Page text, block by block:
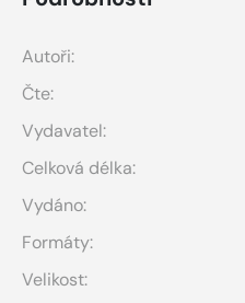
Autoři:
Čte:
Vydavatel:
Celková délka:
Vydáno:
Formáty:
Velikost: